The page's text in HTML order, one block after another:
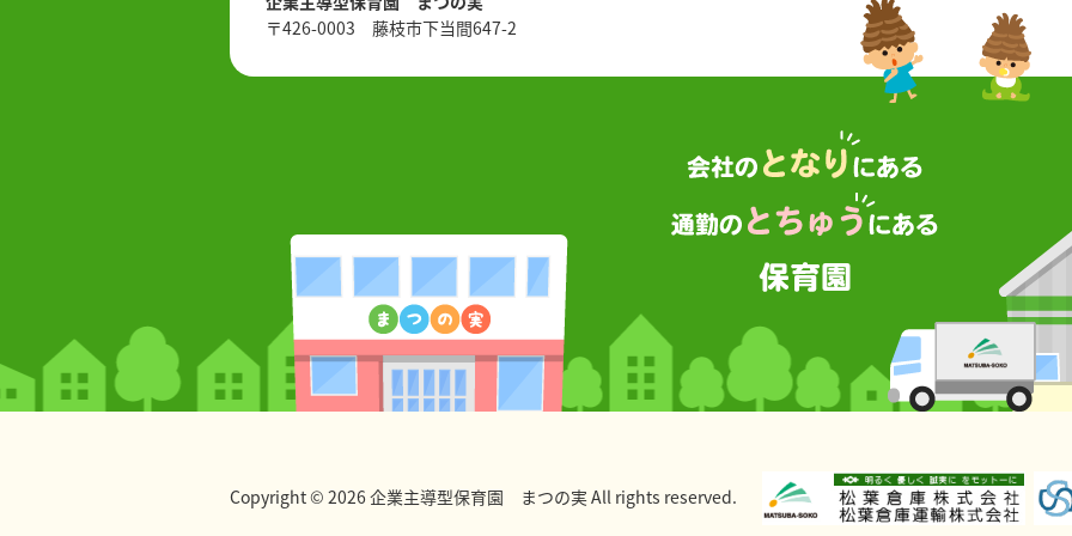
〒426-0003 藤枝市下当間647-2
Copyright © 2026 企業主導型保育園 まつの実 All rights reserved.